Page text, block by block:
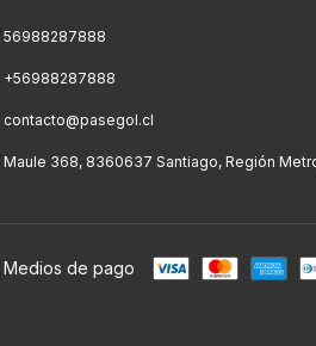
56988287888
+56988287888
contacto@pasegol.cl
Maule 368, 8360637 Santiago, Región
Medios de pago